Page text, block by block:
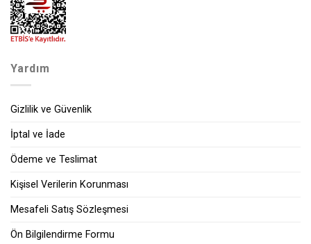
Yardım
Gizlilik ve Güvenlik
İptal ve İade
Ödeme ve Teslimat
Kişisel Verilerin Korunması
Mesafeli Satış Sözleşmesi
Ön Bilgilendirme Formu